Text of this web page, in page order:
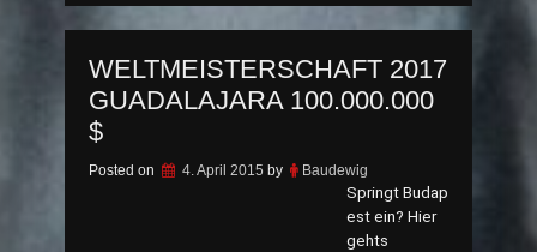
WELTMEISTERSCHAFT 2017
GUADALAJARA 100.000.000
$
Posted on 4. April 2015 by Baudewig
Springt Budap
est ein? Hier
gehts